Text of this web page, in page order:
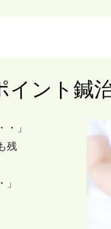
イント鍼
」
残